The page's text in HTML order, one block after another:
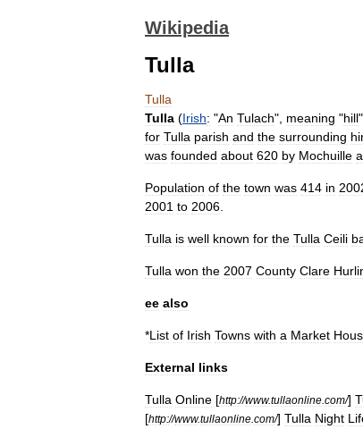
Wikipedia
Tulla
Tulla
Tulla (Irish: "An Tulach", meaning "hill
for Tulla parish and the surrounding
was founded about 620 by Mochuille
Population of the town was 414 in
2001 to 2006
Tulla is well known for the Tulla Ceili
Tulla won the 2007 County Clare
ee also
*List of Irish Towns with a Market
External links
Tulla Online [http://www.tullaonline com/]
[http://www.tullaonline com/] Tulla Night